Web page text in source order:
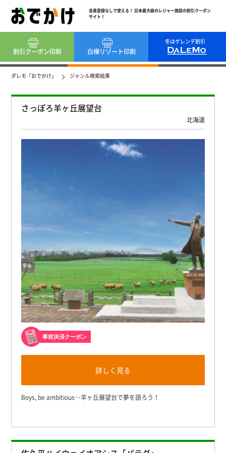
会員登録なしで使える！ 日本最大級のレジャー施設の割引クーポン
サイト！
冬はゲレンデ割引
割引クーポン印刷 白樺リゾート印刷
ダレモ「おでかけ」 ジャンル検索結果
さっぽろ羊ヶ丘展望台
北海道
事前決済クーポン
詳しく見る
Boys, be ambitious…羊ヶ丘展望台で夢を語ろう！